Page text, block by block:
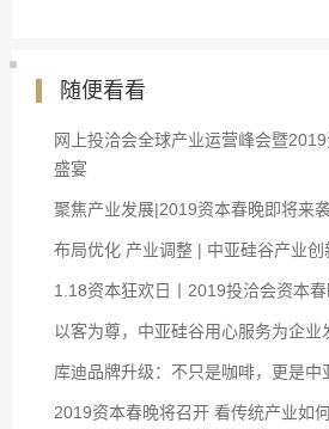
随便看看
网上投洽会全球产业运营峰会暨
盛宴
聚焦产业发展|2019资本春晚即将来
布局优化 产业调整 | 中亚硅谷产业
1.18资本狂欢日丨2019投洽会资本
以客为尊，中亚硅谷用心服务为企业
库迪品牌升级：不只是咖啡，更是中
2019资本春晚将召开 看传统产业如